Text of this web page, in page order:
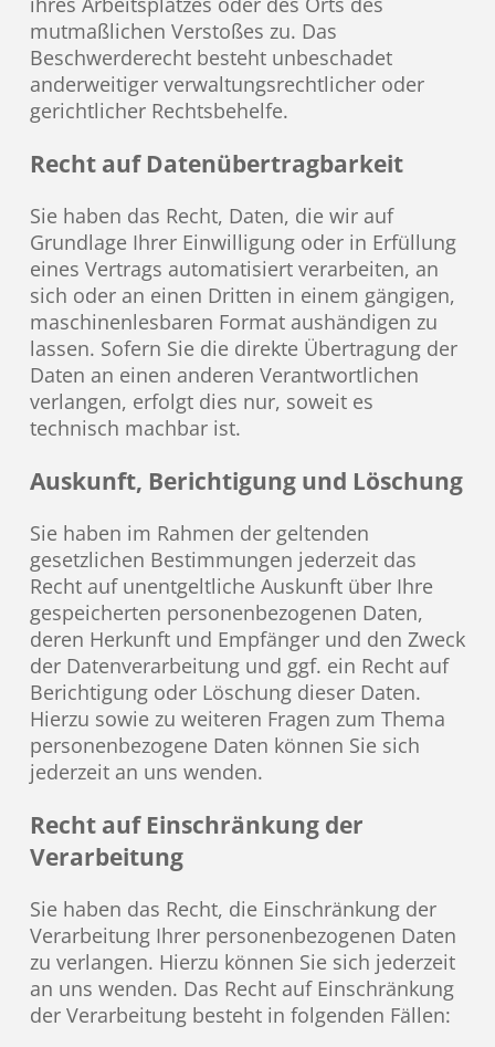
mutmaßlichen Verstoßes zu. Das
Beschwerderecht besteht unbeschadet
anderweitiger verwaltungsrechtlicher oder
gerichtlicher Rechtsbehelfe.
Recht auf Daten­übertrag­barkeit
Sie haben das Recht, Daten, die wir auf
Grundlage Ihrer Einwilligung oder in Erfüllung
eines Vertrags automatisiert verarbeiten, an
sich oder an einen Dritten in einem gängigen,
maschinenlesbaren Format aushändigen zu
lassen. Sofern Sie die direkte Übertragung der
Daten an einen anderen Verantwortlichen
verlangen, erfolgt dies nur, soweit es
technisch machbar ist.
Auskunft, Berichtigung und Löschung
Sie haben im Rahmen der geltenden
gesetzlichen Bestimmungen jederzeit das
Recht auf unentgeltliche Auskunft über Ihre
gespeicherten personenbezogenen Daten,
deren Herkunft und Empfänger und den Zweck
der Datenverarbeitung und ggf. ein Recht auf
Berichtigung oder Löschung dieser Daten.
Hierzu sowie zu weiteren Fragen zum Thema
personenbezogene Daten können Sie sich
jederzeit an uns wenden.
Recht auf Einschränkung der
Verarbeitung
Sie haben das Recht, die Einschränkung der
Verarbeitung Ihrer personenbezogenen Daten
zu verlangen. Hierzu können Sie sich jederzeit
an uns wenden. Das Recht auf Einschränkung
der Verarbeitung besteht in folgenden Fällen: